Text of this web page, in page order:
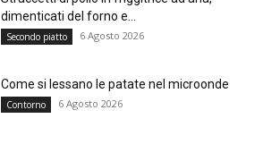
dimenticati del forno e...
Secondo piatto 6 Agosto 2026
Come si lessano le patate nel microonde
Contorno 6 Agosto 2026